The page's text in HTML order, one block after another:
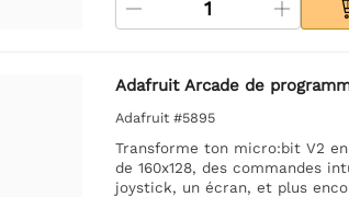
Adafruit Arcade de
Adafruit #5895
Transforme ton micro:bit V2
de 160x128, des commandes
joystick, un écran, et plus